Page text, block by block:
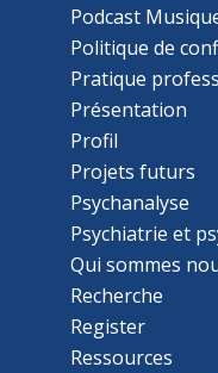
Podcast
Politique de
Pratique
Présentation
Profil
Projets futurs
Psychanalyse
Psychiatrie et
Qui sommes
Recherche
Register
Ressources